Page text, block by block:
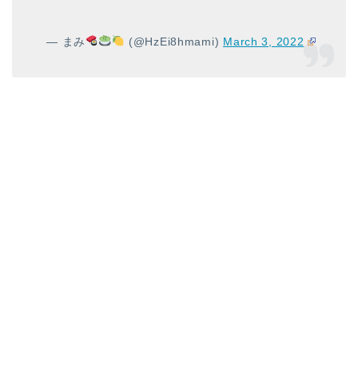
— まみ (@HzEi8hmami) March 3, 2022